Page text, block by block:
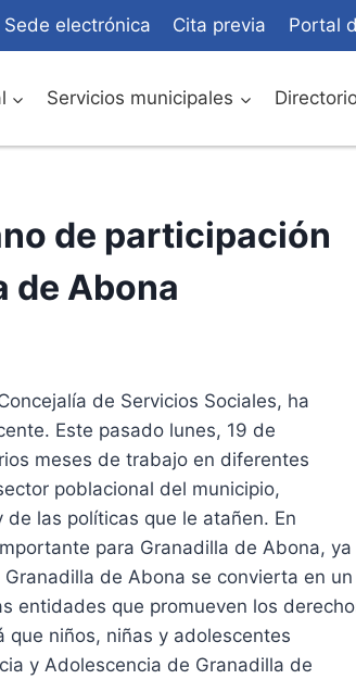
Sede electrónica Cita previa Portal
Servicios municipales
de participación
de Abona
de Servicios Sociales, ha
Este pasado lunes, 19 de
meses de trabajo en diferentes
poblacional del municipio,
las políticas que le atañen. En
para Granadilla de Abona, ya
de Abona se convierta en un
entidades que promueven los
niños, niñas y adolescentes
y Adolescencia de Granadilla de